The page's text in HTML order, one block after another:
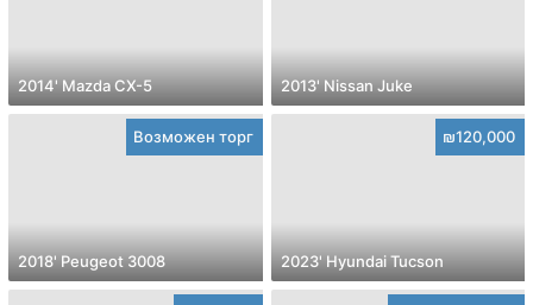
2014' Mazda CX-5 2013' Nissan Juke
Возможен торг
2018' Peugeot 3008
₪120,000
2023' Hyundai Tucson